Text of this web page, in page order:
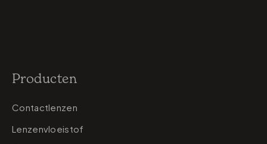
Producten
Contactlenzen
Lenzenvloeistof